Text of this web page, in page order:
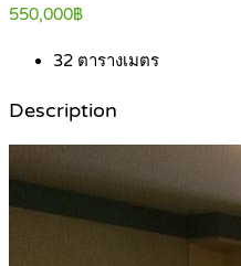
550,000฿
32 ตารางเมตร
Description